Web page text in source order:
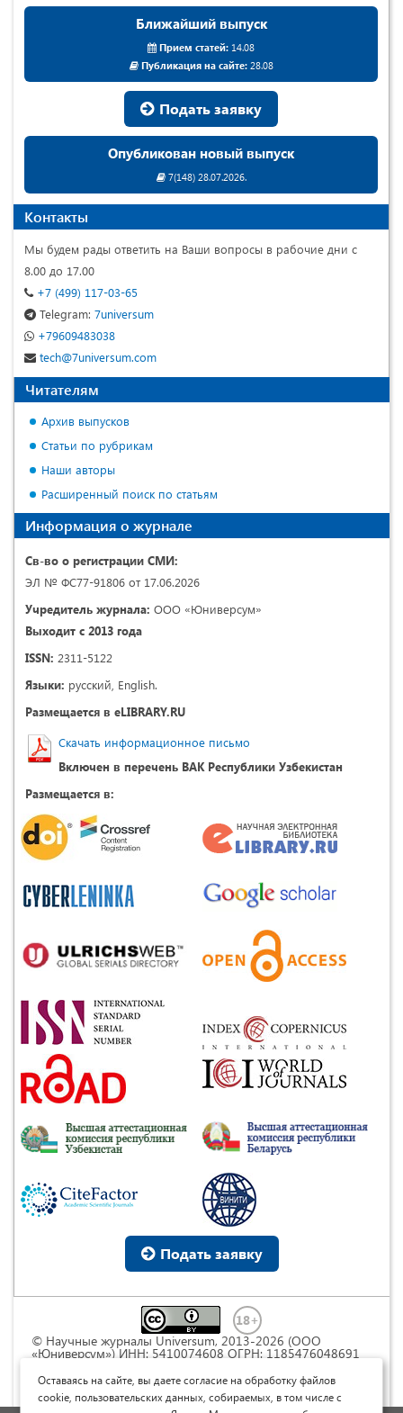
Ближайший выпуск
Прием статей: 14.08
Публикация на сайте:28.08
Подать заявку
Опубликован новый выпуск
7(148) 28.07.2026.
Контакты
Мы будем рады ответить на Ваши вопросы в рабочие дни с
8.00 до 17.00
+7 (499) 117-03-65
Telegram: 7universum
+79609483038
tech@7universum.com
Читателям
Архив выпусков
Статьи по рубрикам
Наши авторы
Расширенный поиск по статьям
Информация о журнале
Св-во о регистрации СМИ:
ЭЛ № ФС77-91806 от 17.06.2026
Учредитель журнала: ООО «Юниверсум»
Выходит с 2013 года
ISSN: 2311-5122
Языки: русский, English.
Размещается в eLIBRARY.RU
Скачать информационное письмо
Включен в перечень ВАК Республики Узбекистан
Размещается в:
Подать заявку
© Научные журналы Universum, 2013-2026 (ООО
«Юниверсум») ИНН: 5410074608 ОГРН: 1185476048691
Commons « Attribution» («Атрибуция») 4.0
Непортированная
Оставаясь на сайте, вы даете согласие на обработку файлов
cookie, пользовательских данных, собираемых, в том числе с